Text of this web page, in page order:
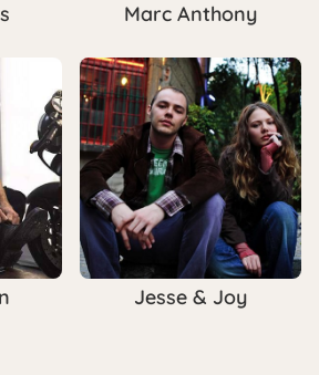
Marc Anthony
Jesse & Joy